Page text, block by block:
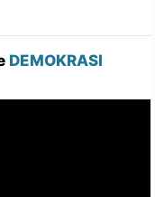
DEMOKRASI